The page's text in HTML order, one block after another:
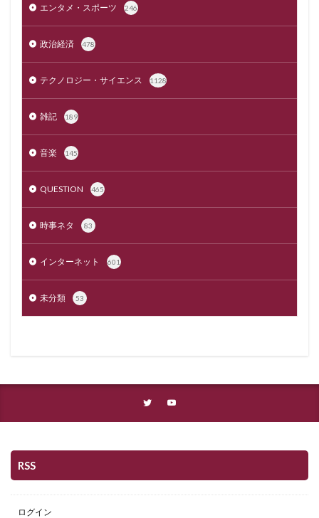
エンタメ・スポーツ 246
政治経済 478
テクノロジー・サイエンス 1128
雑記 189
音楽 145
QUESTION 465
時事ネタ 83
インターネット 601
未分類 53
RSS
ログイン